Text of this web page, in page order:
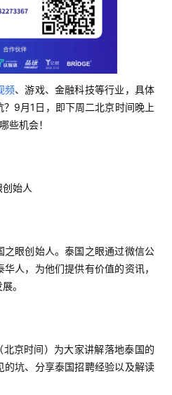
频、游戏、金融科技等行业，具体
9月1日，即下周二北京时间晚上
些机会！
始人
眼创始人。泰国之眼通过微信公
人，为他们提供有价值的资讯，
。
京时间）为大家讲解落地泰国的
坑、分享泰国招聘经验以及解读